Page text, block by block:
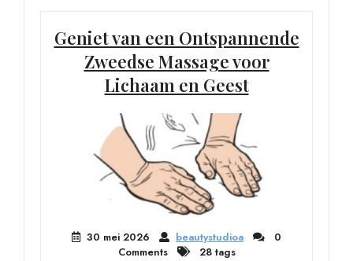
Geniet van een Ontspannende
Zweedse Massage voor
Lichaam en Geest
30 mei 2026 beautystudioa
0
Comments
28 tags